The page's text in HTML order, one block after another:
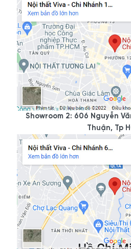
tài liệu, đồ dùng làm việc mà
không gian.
3.3. Bàn làm việc đơn dành cho
Chất liệu gỗ tự nhiên, thiết kế với
Phần yếm ốp nổi hình chữ L với
có bàn lớn, hộc tủ di động, tủ phụ
Mặt bàn phủ sơn bóng cao cấp.
ngồi sẽ tạo sự sang trọng, cao cấp.
trí để nối dây mạng, dây điện tiện
gọn gàng, thoáng mắt hơn.
3.4. Bàn làm việc gỗ tự nhiên đơn
công ty
Đây là mẫu bàn làm việc gỗ tự
Showroom 2: 606 Nguyễn
Thuận, Tp